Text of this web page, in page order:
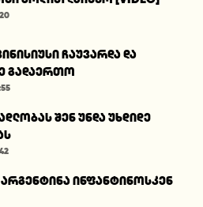
ჩაუვარდა და
გადაერთო
შენ უნდა უხდიდე
არგენტინა ინფანტინოსკენ